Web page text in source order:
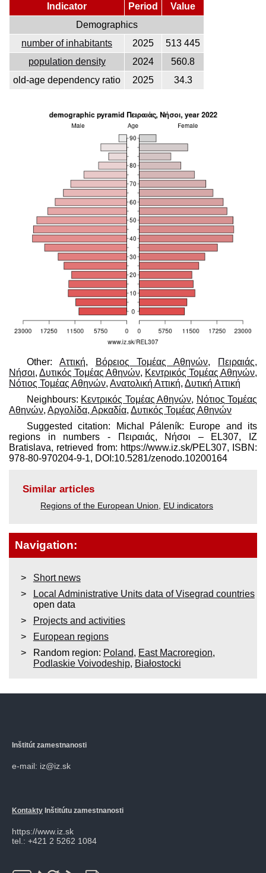
Indicator Period
Value
Demographics
number of inhabitants
2025
513 445
population density
2024
560.8
old-age dependency ratio
2025 34.3
Other: Aττική, Βόρειος Τομέας Αθηνών,
Πειραιάς,
Νήσοι, Δυτικός Τομέας Αθηνών, Κεντρικός Τομέας Αθηνών,
Νότιος Τομέας Αθηνών, Ανατολική Αττική, Δυτική Αττική
Neighbours: Κεντρικός Τομέας Αθηνών, Νότιος Τομέας
Αθηνών, Αργολίδα, Αρκαδία, Δυτικός Τομέας Αθηνών
Suggested citation: Michal Páleník: Europe and its
regions in numbers - Πειραιάς, Νήσοι – EL307, IZ
Bratislava, retrieved from: https://www.iz.sk/​PEL307, ISBN:
978-80-970204-9-1, DOI:10.5281/zenodo.10200164
Similar articles
Regions of the European Union EU indicators
Navigation:
Short news
Local Administrative Units data of Visegrad countries
open data
Projects and activities
European regions
Random region: Poland, East Macroregion,
Podlaskie Voivodeship, Białostocki
Inštitút zamestnanosti
e-mail: iz@iz.sk
Kontakty Inštitútu zamestnanosti
https://www.iz.sk
tel.: +421 2 5262 1084